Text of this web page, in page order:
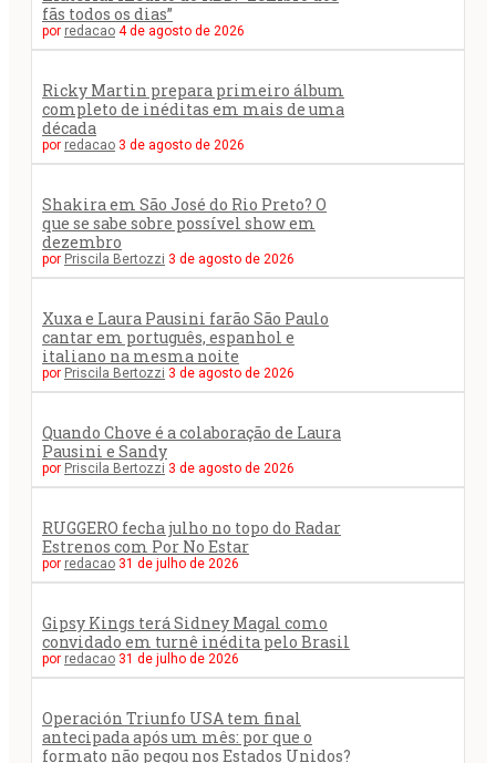
fãs todos os dias”
por redacao 4 de agosto de 2026
Ricky Martin prepara primeiro álbum
completo de inéditas em mais de uma
década
por redacao 3 de agosto de 2026
Shakira em São José do Rio Preto? O
que se sabe sobre possível show em
dezembro
por Priscila Bertozzi 3 de agosto de 2026
Xuxa e Laura Pausini farão São Paulo
cantar em português, espanhol e
italiano na mesma noite
por Priscila Bertozzi 3 de agosto de 2026
Quando Chove é a colaboração de Laura
Pausini e Sandy
por Priscila Bertozzi 3 de agosto de 2026
RUGGERO fecha julho no topo do Radar
Estrenos com Por No Estar
por redacao 31 de julho de 2026
Gipsy Kings terá Sidney Magal como
convidado em turnê inédita pelo Brasil
por redacao 31 de julho de 2026
Operación Triunfo USA tem final
antecipada após um mês: por que o
formato não pegou nos Estados Unidos?